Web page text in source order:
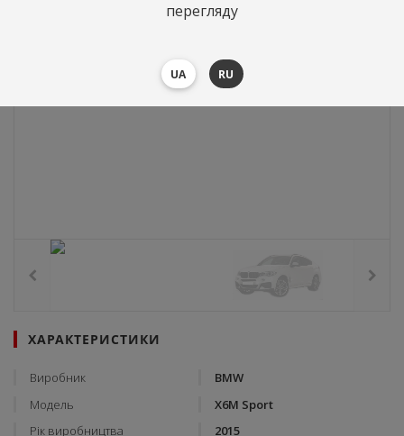
ХАРАКТЕРИСТИКИ
Виробник
BMW
Модель
X6M Sport
Рік виробництва
2015
перегляду
UA RU